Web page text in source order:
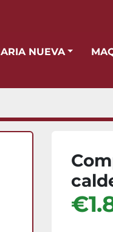
NUEVA